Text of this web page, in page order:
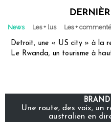
News Les + lus Les +
Detroit, une « US city » à la
Le Rwanda, un tourisme à
Une route, des voix, un
australien en